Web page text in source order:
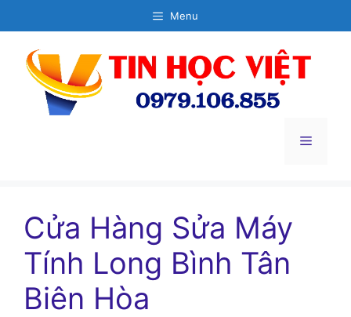
đến
dung
Menu
Menu
Cửa Hàng Sửa Máy
Tính Long Bình Tân
Biên Hòa